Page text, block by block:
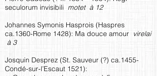
seculorum invisibili motet à 12
Johannes Symonis Hasprois (Haspres
ca.1360-Rome 1428): Ma douce amour virelai
à 3
Josquin Desprez (St. Sauveur (?) ca.1455-
Condé-sur-l’Escaut 1521):